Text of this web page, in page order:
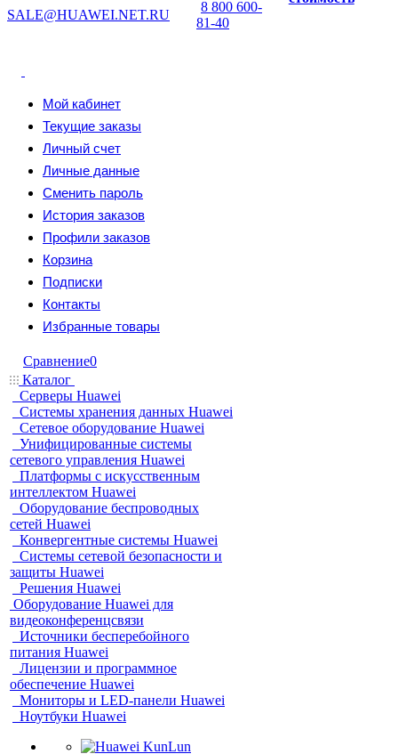
SALE@HUAWEI.NET.RU
8 800 600-
81-40
Мой кабинет
Текущие заказы
Личный счет
Личные данные
Сменить пароль
История заказов
Профили заказов
Корзина
Подписки
Контакты
Избранные товары
Сравнение0
Каталог
Серверы Huawei
Системы хранения данных Huawei
Сетевое оборудование Huawei
Унифицированные системы
сетевого управления Huawei
Платформы с искусственным
интеллектом Huawei
Оборудование беспроводных
сетей Huawei
Конвергентные системы Huawei
Системы сетевой безопасности и
защиты Huawei
Решения Huawei
Оборудование Huawei для
видеоконференцсвязи
Источники бесперебойного
питания Huawei
Лицензии и программное
обеспечение Huawei
Мониторы и LED-панели Huawei
Ноутбуки Huawei